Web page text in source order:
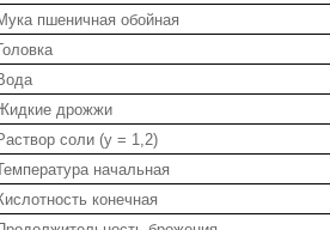
пшеничная обойная
дрожжи
соли (у = 1,2)
начальная
конечная